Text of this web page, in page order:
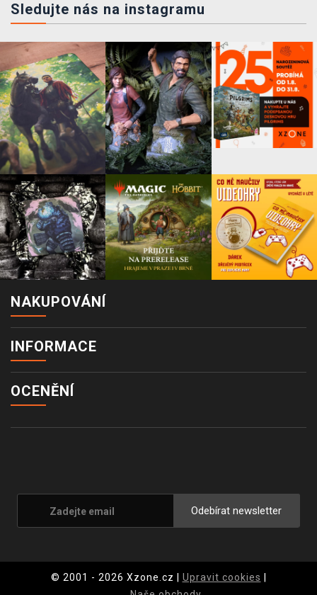
Sledujte nás na instagramu
NAKUPOVÁNÍ
INFORMACE
OCENĚNÍ
Odebírat newsletter
© 2001 - 2026 Xzone.cz | Upravit cookies